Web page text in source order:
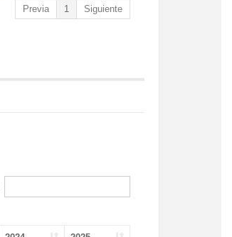
Previa 1 Siguiente